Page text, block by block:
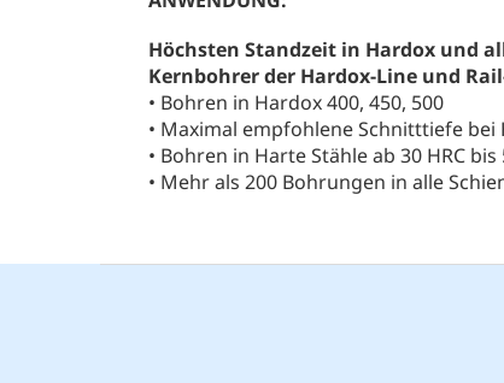
Höchsten Standzeit in Hardox und
Kernbohrer der Hardox-Line und
• Bohren in Hardox 400, 450, 500
• Maximal empfohlene Schnitttiefe bei
• Bohren in Harte Stähle ab 30 HRC bis
• Mehr als 200 Bohrungen in alle